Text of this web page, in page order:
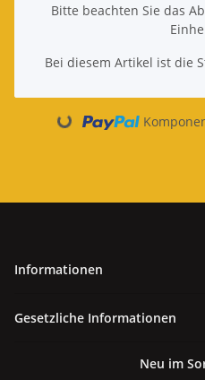
Bitte beachten Sie das
Bei diesem Artikel ist die
Loading...
Informationen
Gesetzliche Informationen
Neu im